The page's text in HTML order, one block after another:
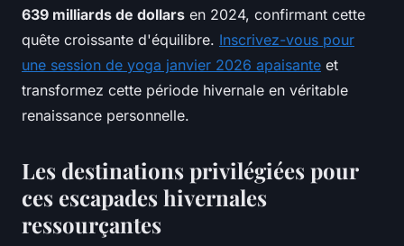
639 milliards de dollars en 2024, confirmant cette
quête croissante d'équilibre. Inscrivez-vous pour
une session de yoga janvier 2026 apaisante et
transformez cette période hivernale en véritable
renaissance personnelle.
Les destinations privilégiées pour
ces escapades hivernales
ressourçantes